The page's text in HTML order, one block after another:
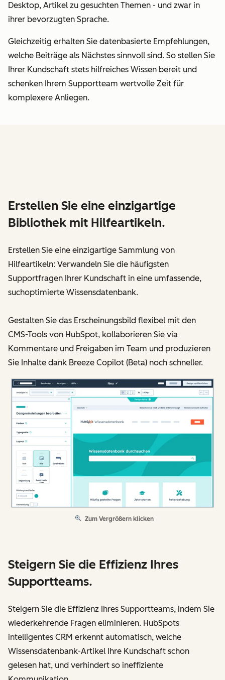
Desktop, Artikel zu gesuchten Themen - und zwar in
ihrer bevorzugten Sprache.
Gleichzeitig erhalten Sie datenbasierte Empfehlungen,
welche Beiträge als Nächstes sinnvoll sind. So stellen Sie
Ihrer Kundschaft stets hilfreiches Wissen bereit und
schenken Ihrem Supportteam wertvolle Zeit für
komplexere Anliegen.
Erstellen Sie eine einzigartige
Bibliothek mit Hilfeartikeln.
Erstellen Sie eine einzigartige Sammlung von
Hilfeartikeln: Verwandeln Sie die häufigsten
Supportfragen Ihrer Kundschaft in eine umfassende,
suchoptimierte Wissensdatenbank.
Gestalten Sie das Erscheinungsbild flexibel mit den
CMS-Tools von HubSpot, kollaborieren Sie via
Kommentare und Freigaben im Team und produzieren
Sie Inhalte dank Breeze Copilot (Beta) noch schneller.
Zum Vergrößern klicken
Steigern Sie die Effizienz Ihres
Supportteams.
Steigern Sie die Effizienz Ihres Supportteams, indem Sie
wiederkehrende Fragen eliminieren. HubSpots
intelligentes CRM erkennt automatisch, welche
Wissensdatenbank-Artikel Ihre Kundschaft schon
gelesen hat, und verhindert so ineffiziente